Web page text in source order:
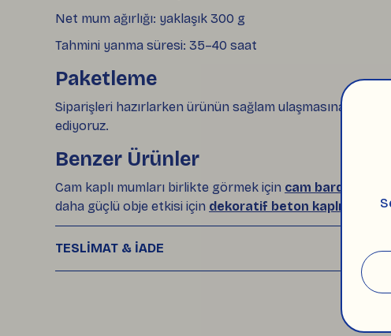
Net mum ağırlığı: yaklaşık 300 g
Tahmini yanma süresi: 35–40 saat
Paketleme
Siparişleri hazırlarken ürünün sağlam ulaşmasına
ediyoruz.
Benzer Ürünler
Cam kaplı mumları birlikte görmek için cam bardaklı
daha güçlü obje etkisi için dekoratif beton kaplı soya
TESLİMAT & İADE
Siparişleriniz, ödemeniz onaylandıktan sonra
çıktığında takip numaranız e-posta ve SMS